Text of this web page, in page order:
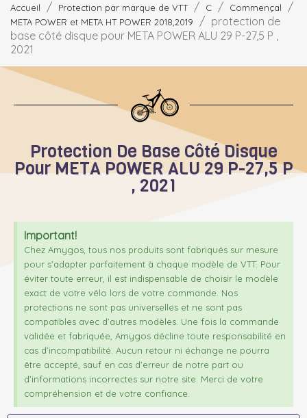
Accueil Protection par marque de VTT C
Commençal
META POWER et META HT POWER 2018,2019
protection de
base côté disque pour META POWER ALU 29 P-27,5 P ,
2021
Protection De Base Côté Disque
Pour META POWER ALU 29 P-27,5 P
, 2021
Important!
Chez Amygos, tous nos produits sont fabriqués sur mesure
pour s’adapter parfaitement à chaque modèle de VTT. Pour
éviter toute erreur, il est indispensable de choisir le modèle
exact de votre vélo lors de votre commande. Nos
protections ne sont pas universelles et ne sont pas
compatibles avec d’autres modèles. Une fois la commande
validée et fabriquée, Amygos décline toute responsabilité en
cas d’incompatibilité. Aucun retour ni échange ne pourra
être accepté, sauf en cas d’erreur de notre part ou
d’informations incorrectes sur notre site. Merci de votre
compréhension et de votre confiance.